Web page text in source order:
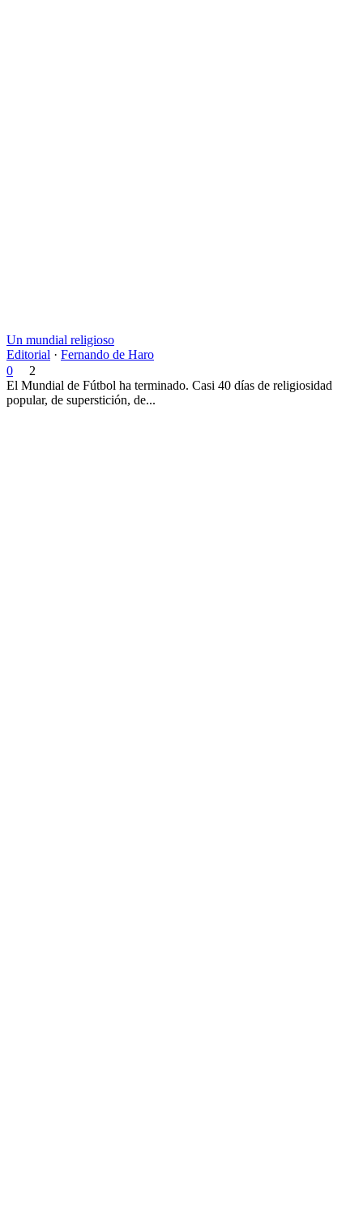
Un mundial religioso
Editorial · Fernando de Haro
0
2
El Mundial de Fútbol ha terminado. Casi 40 días de religiosidad
popular, de superstición, de...